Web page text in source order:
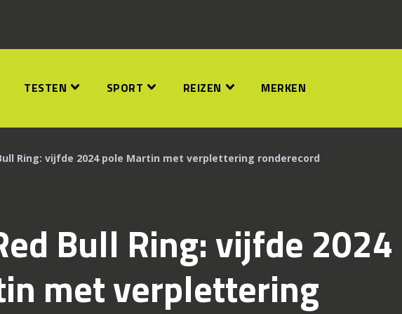
TESTEN SPORT REIZEN MERKEN
Ring: vijfde 2024 pole Martin met verplettering ronderecord
Bull Ring: vijfde 2024
met verplettering